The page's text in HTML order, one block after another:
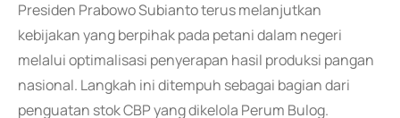
Presiden Prabowo Subianto terus melanjutkan
kebijakan yang berpihak pada petani dalam negeri
melalui optimalisasi penyerapan hasil produksi pangan
nasional. Langkah ini ditempuh sebagai bagian dari
penguatan stok CBP yang dikelola Perum Bulog.